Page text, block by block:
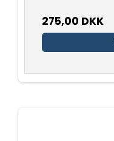
275,00 DKK